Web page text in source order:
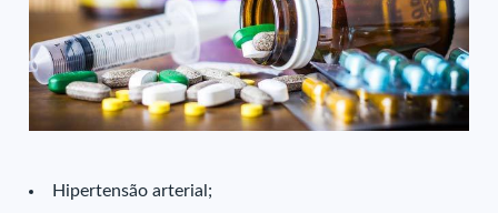
Hipertensão arterial;